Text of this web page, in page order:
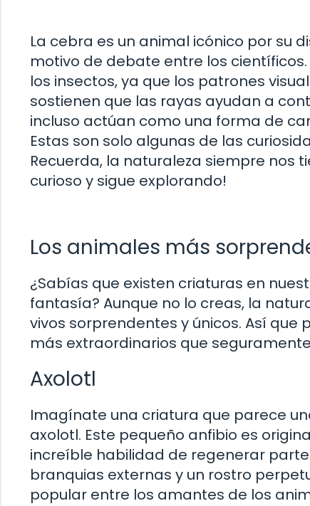
La cebra es un animal icónico por su
motivo de debate entre los
los insectos, ya que los patrones
sostienen que las rayas ayudan a
incluso actúan como una forma de
Estas son solo algunas de las
Recuerda, la naturaleza siempre nos
curioso y sigue explorando!
Los animales más
¿Sabías que existen criaturas en
fantasía? Aunque no lo creas, la
vivos sorprendentes y únicos. Así
más extraordinarios que
Axolotl
Imagínate una criatura que parece
axolotl. Este pequeño anfibio es
increíble habilidad de regenerar
branquias externas y un rostro
popular entre los amantes de los